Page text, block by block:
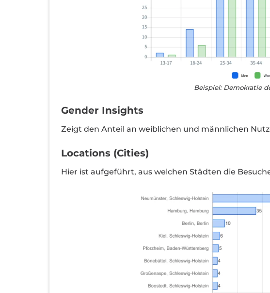
Beispiel: Demokratie
Gender Insights
Zeigt den Anteil an weiblichen und männlichen
Locations (Cities)
Hier ist aufgeführt, aus welchen Städten die